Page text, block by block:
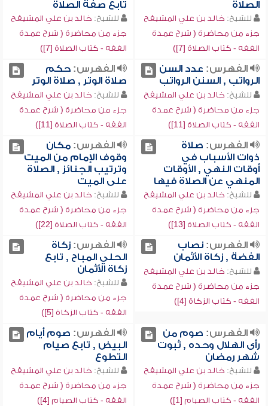
الصلاة
للشيخ: خالد بن علي المشيقح
جزء من محاضرة ( شرح عمدة
الفقه - كتاب الصلاة [7])
تابع صفة الصلاة
للشيخ: خالد بن علي المشيقح
جزء من محاضرة ( شرح عمدة
الفقه - كتاب الصلاة [7])
الفهرس: عدد السن
الرواتب , السنن الرواتب
للشيخ: خالد بن علي المشيقح
جزء من محاضرة ( شرح عمدة
الفقه - كتاب الصلاة [11])
الفهرس:حكم
صلاة الوتر , صلاة الوتر
للشيخ: خالد بن علي المشيقح
جزء من محاضرة ( شرح عمدة
الفقه - كتاب الصلاة [11])
الفهرس: صلاة
ذوات الأسباب في
أوقات النهي , الأوقات
المنهي عن الصلاة فيها
للشيخ: خالد بن علي المشيقح
جزء من محاضرة ( شرح عمدة
الفقه - كتاب الصلاة [13])
الفهرس:مكان
وقوف الإمام من الميت
وترتيب الجنائز , الصلاة
على الميت
للشيخ: خالد بن علي المشيقح
جزء من محاضرة ( شرح عمدة
الفقه - كتاب الصلاة [22])
الفهرس:نصاب
الفضة , زكاة الأثمان
للشيخ: خالد بن علي المشيقح
جزء من محاضرة ( شرح عمدة
الفقه - كتاب الزكاة [4])
الفهرس:زكاة
الحلي المباح , تابع
زكاة الأثمان
للشيخ: خالد بن علي المشيقح
جزء من محاضرة ( شرح عمدة
الفقه - كتاب الزكاة [5])
الفهرس: صوم من
رأى الهلال وحده , ثبوت
شهر رمضان
للشيخ: خالد بن علي المشيقح
جزء من محاضرة ( شرح عمدة
الفقه - كتاب الصيام [1])
الفهرس: صوم أيام
البيض , تابع صيام
التطوع
للشيخ: خالد بن علي المشيقح
جزء من محاضرة ( شرح عمدة
الفقه - كتاب الصيام [4])